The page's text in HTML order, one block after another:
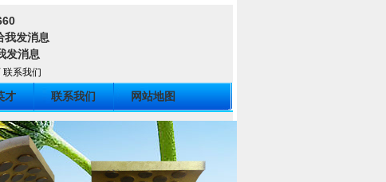
联系我们
才 联系我们 网站地图